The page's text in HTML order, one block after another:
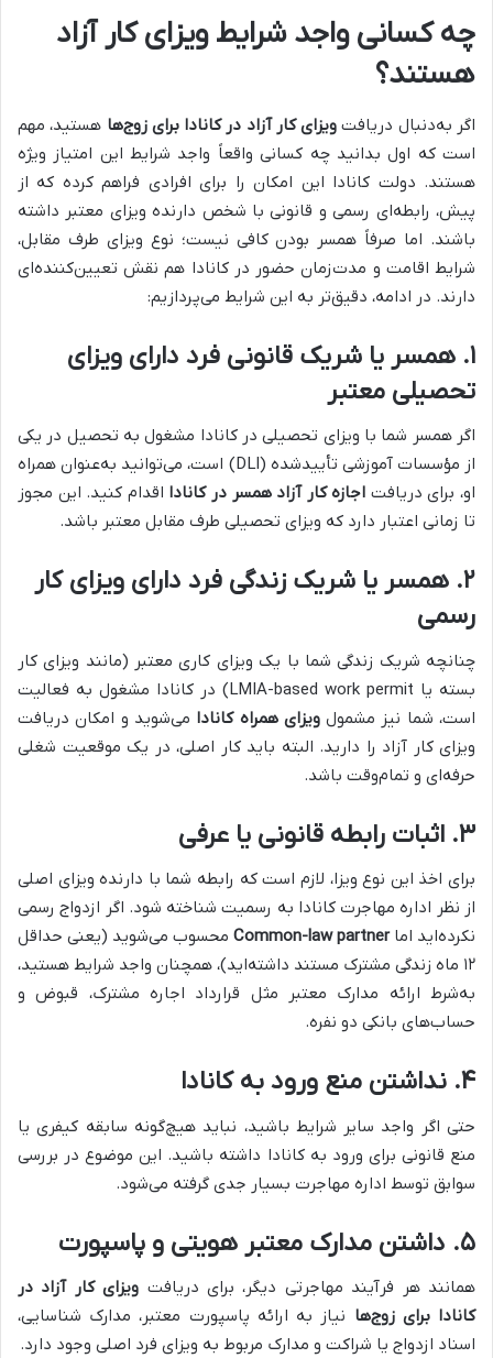
چه کسانی واجد شرایط ویزای کار آزاد
هستند؟
اگر به‌دنبال دریافت ویزای کار آزاد در کانادا برای زوج‌ها هستید، مهم
است که اول بدانید چه کسانی واقعاً واجد شرایط این امتیاز ویژه
هستند. دولت کانادا این امکان را برای افرادی فراهم کرده که از
پیش، رابطه‌ای رسمی و قانونی با شخص دارنده ویزای معتبر داشته
باشند. اما صرفاً همسر بودن کافی نیست؛ نوع ویزای طرف مقابل،
شرایط اقامت و مدت‌زمان حضور در کانادا هم نقش تعیین‌کننده‌ای
دارند. در ادامه، دقیق‌تر به این شرایط می‌پردازیم:
۱. همسر یا شریک قانونی فرد دارای ویزای
تحصیلی معتبر
اگر همسر شما با ویزای تحصیلی در کانادا مشغول به تحصیل در یکی
از مؤسسات آموزشی تأییدشده (DLI) است، می‌توانید به‌عنوان همراه
او، برای دریافت اجازه کار آزاد همسر در کانادا اقدام کنید. این مجوز
تا زمانی اعتبار دارد که ویزای تحصیلی طرف مقابل معتبر باشد.
۲. همسر یا شریک زندگی فرد دارای ویزای کار
رسمی
چنانچه شریک زندگی شما با یک ویزای کاری معتبر (مانند ویزای کار
بسته یا LMIA-based work permit) در کانادا مشغول به فعالیت
است، شما نیز مشمولویزای همراه کانادا می‌شوید و امکان دریافت
ویزای کار آزاد را دارید. البته باید کار اصلی، در یک موقعیت شغلی
حرفه‌ای و تمام‌وقت باشد.
۳. اثبات رابطه قانونی یا عرفی
برای اخذ این نوع ویزا، لازم است که رابطه شما با دارنده ویزای اصلی
از نظر اداره مهاجرت کانادا به رسمیت شناخته شود. اگر ازدواج رسمی
نکرده‌اید اماCommon-law partner محسوب می‌شوید (یعنی حداقل
۱۲ ماه زندگی مشترک مستند داشته‌اید)، همچنان واجد شرایط هستید،
به‌شرط ارائه مدارک معتبر مثل قرارداد اجاره مشترک، قبوض و
حساب‌های بانکی دو نفره.
۴. نداشتن منع ورود به کانادا
حتی اگر واجد سایر شرایط باشید، نباید هیچ‌گونه سابقه کیفری یا
منع قانونی برای ورود به کانادا داشته باشید. این موضوع در بررسی
سوابق توسط اداره مهاجرت بسیار جدی گرفته می‌شود.
۵. داشتن مدارک معتبر هویتی و پاسپورت
همانند هر فرآیند مهاجرتی دیگر، برای دریافت ویزای کار آزاد در
کانادا برای زوج‌ها نیاز به ارائه پاسپورت معتبر، مدارک شناسایی،
اسناد ازدواج یا شراکت و مدارک مربوط به ویزای فرد اصلی وجود دارد.